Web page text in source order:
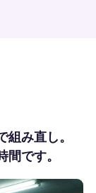
み直し。
です。